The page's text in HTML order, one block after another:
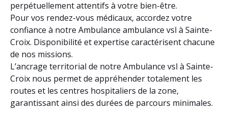
perpétuellement attentifs à votre bien-être.
Pour vos rendez-vous médicaux, accordez votre
confiance à notre Ambulance ambulance vsl à Sainte-
Croix. Disponibilité et expertise caractérisent chacune
de nos missions.
L’ancrage territorial de notre Ambulance vsl à Sainte-
Croix nous permet de appréhender totalement les
routes et les centres hospitaliers de la zone,
garantissant ainsi des durées de parcours minimales.